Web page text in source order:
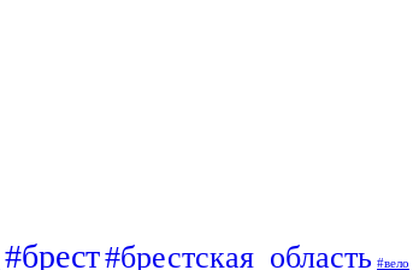
#брест#брестская_область #вело